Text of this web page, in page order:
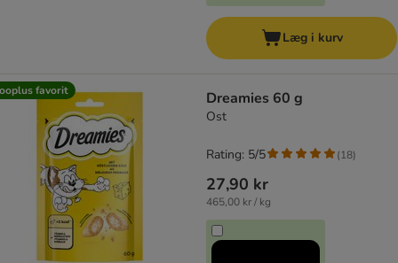
Læg i kurv
favorit Dreamies 60 g
Ost
27,90 kr
465,00 kr / kg
Rating: 5/5 (18)